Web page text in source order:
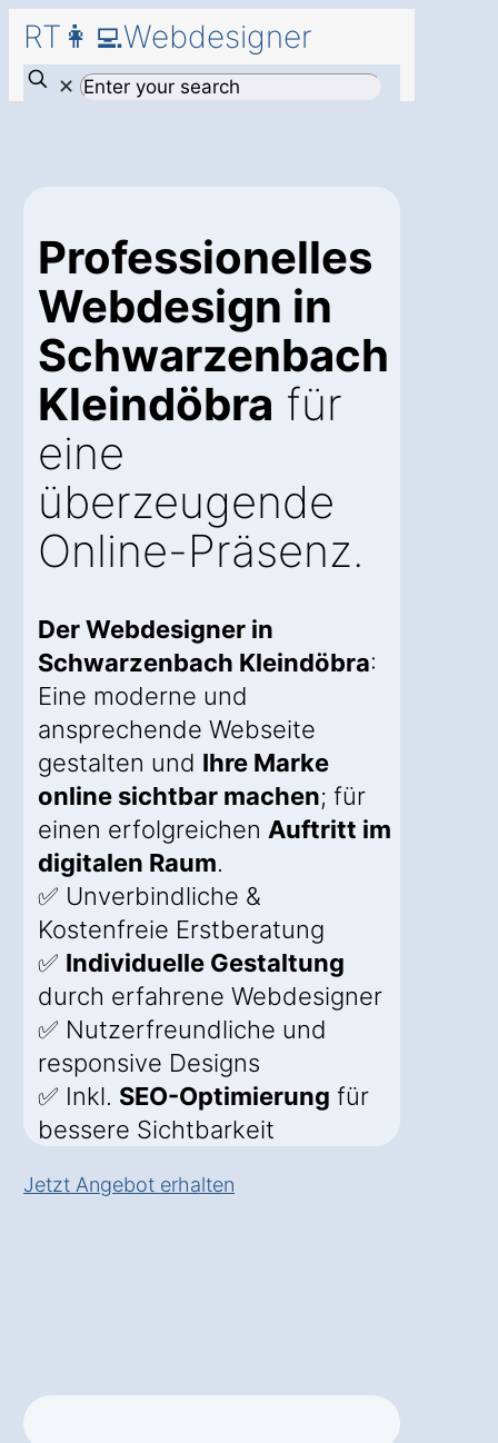
RT👩‍💻Webdesigner
✕
Professionelles
Webdesign in
Schwarzenbach
Kleindöbra für
eine
überzeugende
Online-Präsenz.
Der Webdesigner in
Schwarzenbach Kleindöbra:
Eine moderne und
ansprechende Webseite
gestalten und Ihre Marke
online sichtbar machen; für
einen erfolgreichen Auftritt im
digitalen Raum.
✅ Unverbindliche &
Kostenfreie Erstberatung
✅ Individuelle Gestaltung
durch erfahrene Webdesigner
✅ Nutzerfreundliche und
responsive Designs
✅ Inkl. SEO-Optimierung für
bessere Sichtbarkeit
Jetzt Angebot erhalten